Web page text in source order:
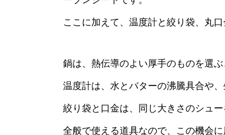
ここに加えて、温度計と絞り袋、丸
鍋は、熱伝導のよい厚手のものを選
温度計は、水とバターの沸騰具合や
絞り袋と口金は、同じ大きさのシュ
全般で使える道具なので、この機会